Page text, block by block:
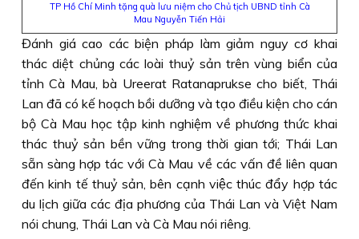
TP Hồ Chí Minh tặng quà lưu niệm cho Chủ tịch UBND tỉnh Cà
Mau Nguyễn Tiến Hải
Đánh giá cao các biện pháp làm giảm nguy cơ khai
thác diệt chủng các loài thuỷ sản trên vùng biển của
tỉnh Cà Mau, bà Ureerat Ratanaprukse cho biết, Thái
Lan đã có kế hoạch bồi dưỡng và tạo điều kiện cho cán
bộ Cà Mau học tập kinh nghiệm về phương thức khai
thác thuỷ sản bền vững trong thời gian tới; Thái Lan
sẵn sàng hợp tác với Cà Mau về các vấn đề liên quan
đến kinh tế thuỷ sản, bên cạnh việc thúc đẩy hợp tác
du lịch giữa các địa phương của Thái Lan và Việt Nam
nói chung, Thái Lan và Cà Mau nói riêng.